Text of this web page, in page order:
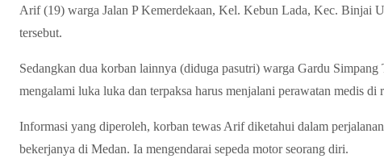
Arif (19) warga Jalan P Kemerdekaan, Kel. Kebun Lada, Kec. Binjai
tersebut.
Sedangkan dua korban lainnya (diduga pasutri) warga Gardu
mengalami luka luka dan terpaksa harus menjalani perawatan medis di
Informasi yang diperoleh, korban tewas Arif diketahui dalam
bekerjanya di Medan. Ia mengendarai sepeda motor seorang diri.